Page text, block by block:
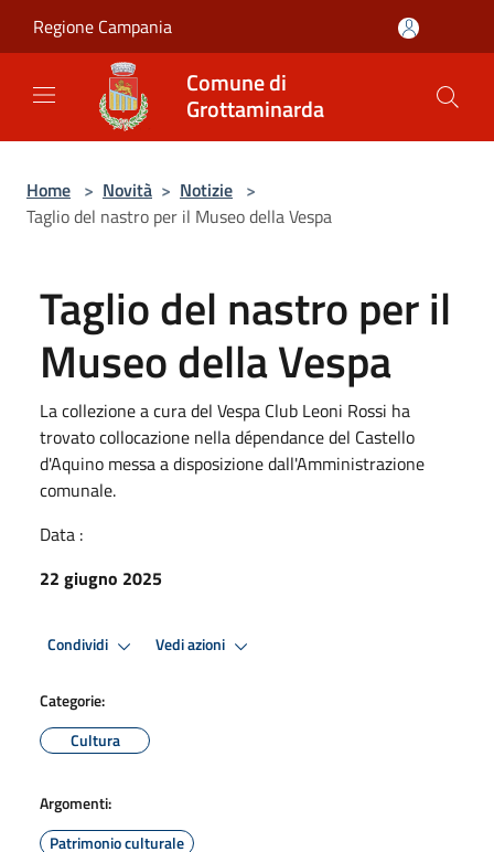
Regione Campania
Comune di
Grottaminarda
Home > Novità > Notizie >
Taglio del nastro per il Museo della Vespa
Taglio del nastro per il
Museo della Vespa
La collezione a cura del Vespa Club Leoni Rossi ha
trovato collocazione nella dépendance del Castello
d'Aquino messa a disposizione dall'Amministrazione
comunale.
Data :
22 giugno 2025
Condividi Vedi azioni
Categorie:
Cultura
Argomenti:
Patrimonio culturale